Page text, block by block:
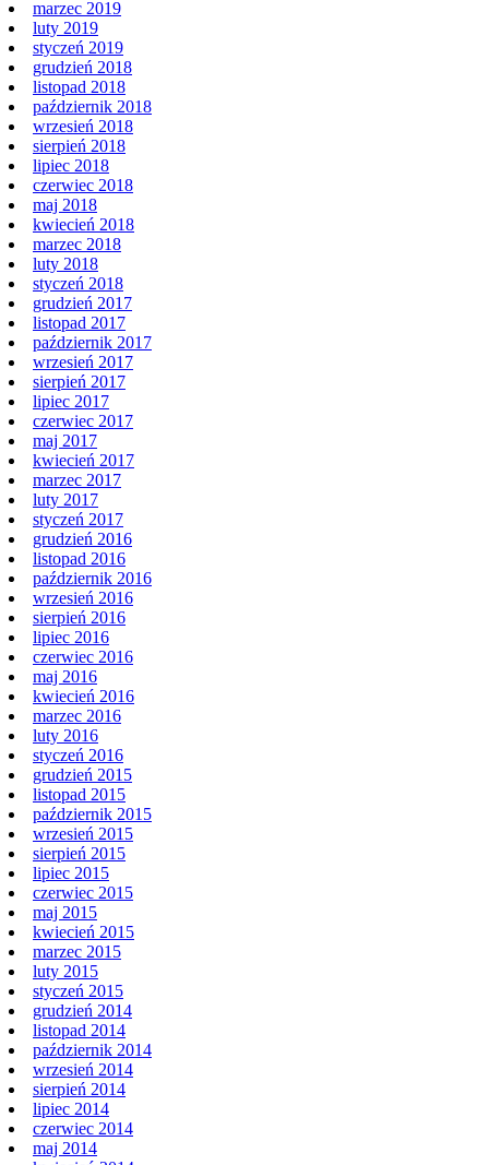
marzec 2019
luty 2019
styczeń 2019
grudzień 2018
listopad 2018
październik 2018
wrzesień 2018
sierpień 2018
lipiec 2018
czerwiec 2018
maj 2018
kwiecień 2018
marzec 2018
luty 2018
styczeń 2018
grudzień 2017
listopad 2017
październik 2017
wrzesień 2017
sierpień 2017
lipiec 2017
czerwiec 2017
maj 2017
kwiecień 2017
marzec 2017
luty 2017
styczeń 2017
grudzień 2016
listopad 2016
październik 2016
wrzesień 2016
sierpień 2016
lipiec 2016
czerwiec 2016
maj 2016
kwiecień 2016
marzec 2016
luty 2016
styczeń 2016
grudzień 2015
listopad 2015
październik 2015
wrzesień 2015
sierpień 2015
lipiec 2015
czerwiec 2015
maj 2015
kwiecień 2015
marzec 2015
luty 2015
styczeń 2015
grudzień 2014
listopad 2014
październik 2014
wrzesień 2014
sierpień 2014
lipiec 2014
czerwiec 2014
maj 2014